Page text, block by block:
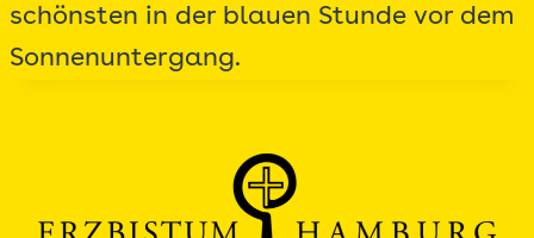
schönsten in der blauen Stunde vor dem
Sonnenuntergang.